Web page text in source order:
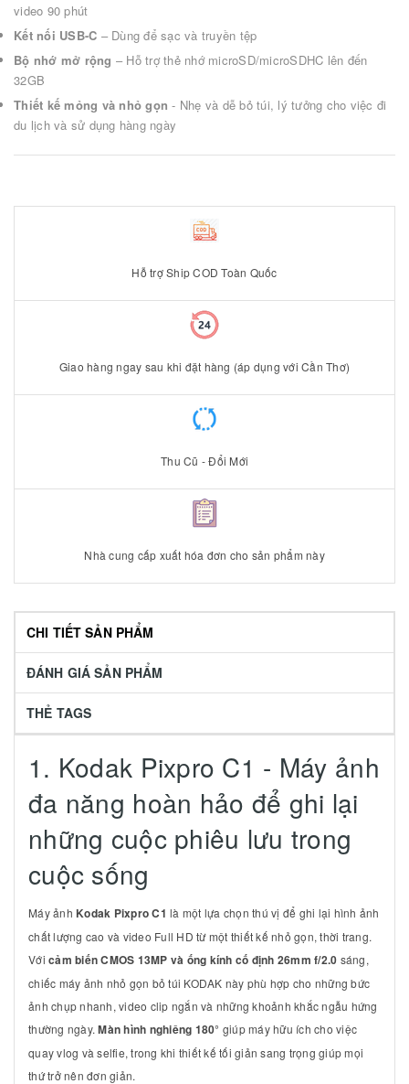
video 90 phút
Kết nối USB-C – Dùng để sạc và truyền tệp
Bộ nhớ mở rộng – Hỗ trợ thẻ nhớ microSD/microSDHC lên đến
32GB
Thiết kế mỏng và nhỏ gọn- Nhẹ và dễ bỏ túi, lý tưởng cho việc đi
du lịch và sử dụng hàng ngày
Hỗ trợ Ship COD Toàn Quốc
Giao hàng ngay sau khi đặt hàng (áp dụng với Cần Thơ)
Thu Cũ - Đổi Mới
Nhà cung cấp xuất hóa đơn cho sản phẩm này
CHI TIẾT SẢN PHẨM
ĐÁNH GIÁ SẢN PHẨM
THẺ TAGS
1. Kodak Pixpro C1 - Máy ảnh
đa năng hoàn hảo để ghi lại
những cuộc phiêu lưu trong
cuộc sống
Máy ảnh Kodak Pixpro C1 là một lựa chọn thú vị để ghi lại hình ảnh
chất lượng cao và video Full HD từ một thiết kế nhỏ gọn, thời trang.
Với cảm biến CMOS 13MP và ống kính cố định 26mm f/2.0 sáng,
chiếc máy ảnh nhỏ gọn bỏ túi KODAK này phù hợp cho những bức
ảnh chụp nhanh, video clip ngắn và những khoảnh khắc ngẫu hứng
thường ngày.Màn hình nghiêng 180° giúp máy hữu ích cho việc
quay vlog và selfie, trong khi thiết kế tối giản sang trọng giúp mọi
thứ trở nên đơn giản.